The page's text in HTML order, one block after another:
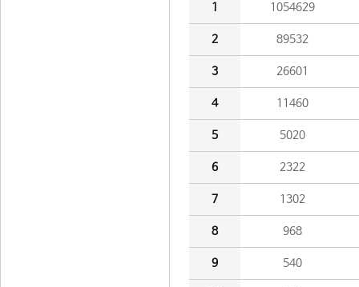
1 1054629
2 89532
3 26601
4 11460
5 5020
6 2322
7 1302
8 968
9 540